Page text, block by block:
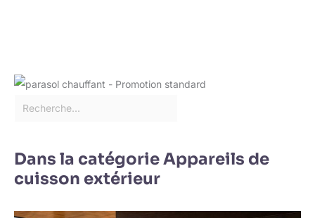
Dans la catégorie Appareils de
cuisson extérieur